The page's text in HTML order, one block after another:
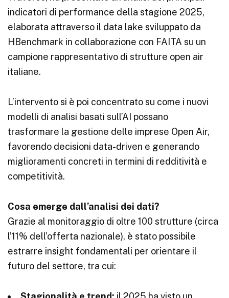
indicatori di performance della stagione 2025,
elaborata attraverso il data lake sviluppato da
HBenchmark in collaborazione con FAITA su un
campione rappresentativo di strutture open air
italiane.
L’intervento si è poi concentrato su come i nuovi
modelli di analisi basati sull’AI possano
trasformare la gestione delle imprese Open Air,
favorendo decisioni data-driven e generando
miglioramenti concreti in termini di redditività e
competitività.
Cosa emerge dall’analisi dei dati?
Grazie al monitoraggio di oltre 100 strutture (circa
l’11% dell’offerta nazionale), è stato possibile
estrarre insight fondamentali per orientare il
futuro del settore, tra cui: